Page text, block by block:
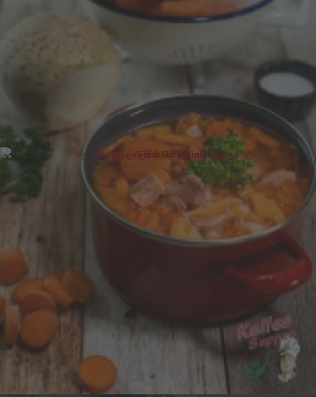
Grundpreis pro 1 l:6,00 €
Kelles Ragout Fin 400g
5,20 €
Grundpreis pro 1 kg: 10,61 €
Kelles Soljanka 800g
6,00 €